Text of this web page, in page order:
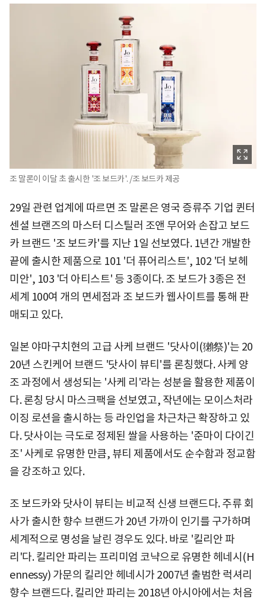
조 말론이 이달 초 출시한 '조 보드카'. /조 보드카 제공
29일 관련 업계에 따르면 조 말론은 영국 증류주 기업 퀸터
센셜 브랜즈의 마스터 디스틸러 조앤 무어와 손잡고 보드
카 브랜드 '조 보드카'를 지난 1일 선보였다. 1년간 개발한
끝에 출시한 제품으로 101 '더 퓨어리스트', 102 '더 보헤
미안', 103 '더 아티스트' 등 3종이다. 조 보드가 3종은 전
세계 100여 개의 면세점과 조 보드카 웹사이트를 통해 판
매되고 있다.
일본 야마구치현의 고급 사케 브랜드 '닷사이(獺祭)'는 20
20년 스킨케어 브랜드 '닷사이 뷰티'를 론칭했다. 사케 양
조 과정에서 생성되는 '사케 리'라는 성분을 활용한 제품이
다. 론칭 당시 마스크팩을 선보였고, 작년에는 모이스처라
이징 로션을 출시하는 등 라인업을 차근차근 확장하고 있
다. 닷사이는 극도로 정제된 쌀을 사용하는 '준마이 다이긴
조' 사케로 유명한 만큼, 뷰티 제품에서도 순수함과 정교함
을 강조하고 있다.
조 보드카와 닷사이 뷰티는 비교적 신생 브랜드다. 주류 회
사가 출시한 향수 브랜드가 20년 가까이 인기를 구가하며
세계적으로 명성을 날린 경우도 있다. 바로 '킬리안 파
리'다. 킬리안 파리는 프리미엄 코냑으로 유명한 헤네시(H
ennessy) 가문의 킬리안 헤네시가 2007년 출범한 럭셔리
향수 브랜드다. 킬리안 파리는 2018년 아시아에서는 처음